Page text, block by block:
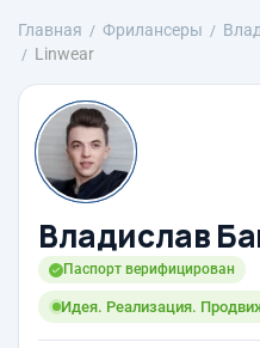
Главная Фрилансеры
Linwear
Владислав
Паспорт верифицирован
Идея. Реализация.